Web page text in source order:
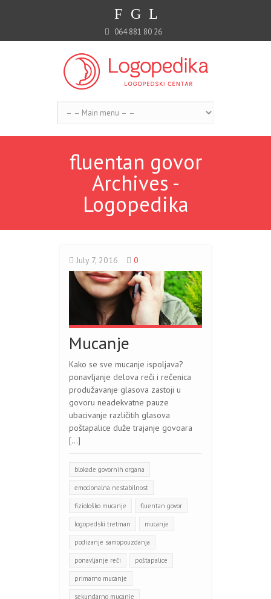
F G L
064 881 80 26
fluentan govor
Archives -
Logopedika
July 7, 2016 0
Mucanje
Kako se sve mucanje ispoljava?
ponavljanje delova reči i rečenica
produžavanje glasova zastoji u
govoru neadekvatne pauze
ubacivanje različitih glasova
poštapalice duže trajanje govoara
[…]
blokade govornih organa
emocionalna nestabilnost
fiziološko mucanje fluentan govor
logopedski tretman mucanje
podizanje samopouzdanja
ponavljanje reči poštapalice
primarno mucanje
sekundarno mucanje